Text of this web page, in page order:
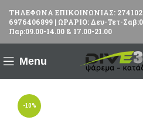
ΤΗΛΕΦΩΝΑ ΕΠΙΚΟΙΝΩΝΙΑΣ:
6976406899 | ΩΡΑΡΙΟ: Δευ-Τετ-
Παρ:09.00-14.00 & 17.00-21.00
Menu
-10%